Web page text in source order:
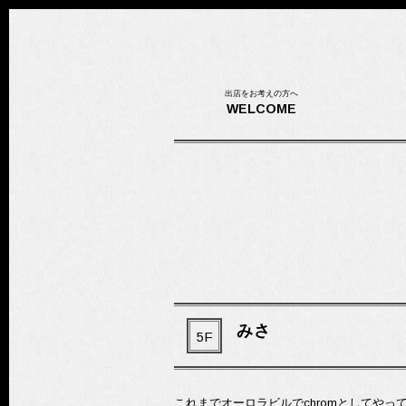
出店をお考えの方へ
WELCOME
5F みさ
これまでオーロラビルでchromとしてやっ